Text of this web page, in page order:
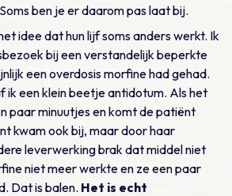
ben je er daarom pas laat bij.
idee dat hun lijf soms anders werkt. Ik
bij een verstandelijk beperkte
een overdosis morfine had gehad.
ik een klein beetje antidotum. Als het
paar minuutjes en komt de patiënt
kwam ook bij, maar door haar
leverwerking brak dat middel niet
niet meer werkte en ze een paar
Dat is balen. Het is echt